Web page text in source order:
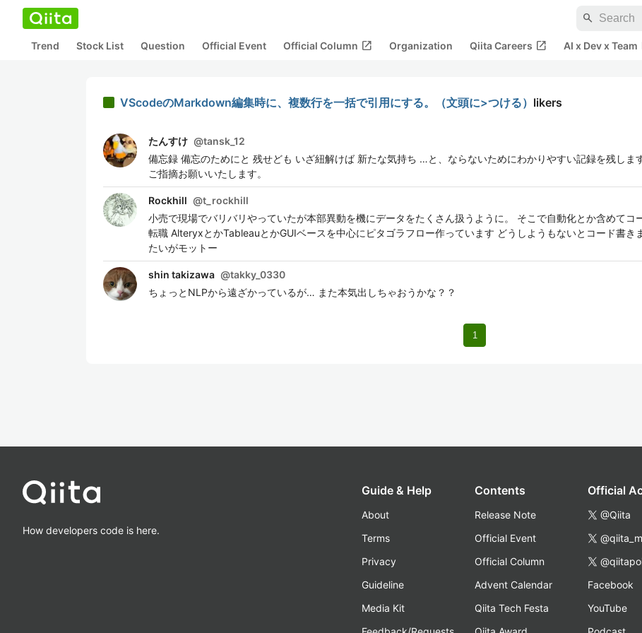
search
Trend Stock List Question Official Event Official Column open_in_new Organization Qiita Careers open_in_new AI x Dev x Team
VScodeのMarkdown編集時に、複数行を一括で引用にする。（文頭に>つける） likers
たんすけ @tansk_12
備忘録 備忘のためにと 残せども いざ紐解けば 新たな気持ち …と、ならないためにわかりやすい記録を残しま
ご指摘お願いいたします。
Rockhill @t_rockhill
小売で現場でバリバリやっていたが本部異動を機にデータをたくさん扱うように。 そこで自動化とか含めてコ
転職 AlteryxとかTableauとかGUIベースを中心にピタゴラフロー作っています どうしようもないとコード書き
たいがモットー
shin takizawa @takky_0330
ちょっとNLPから遠ざかっているが… また本気出しちゃおうかな？？
1
How developers code is here.
Guide & Help
About
Terms
Privacy
Guideline
Media Kit
Contents
Release Note
Official Event
Official Column
Advent Calendar
Qiita Tech Festa
Official
@Qiita
Facebook
YouTube